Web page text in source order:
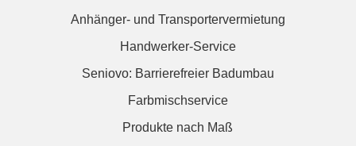
Anhänger- und Transportervermietung
Handwerker-Service
Seniovo: Barrierefreier Badumbau
Farbmischservice
Produkte nach Maß